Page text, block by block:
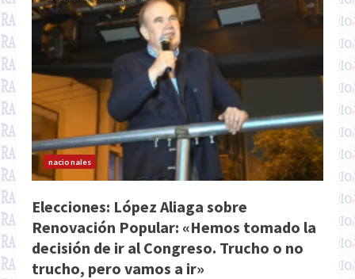
nacionales
Elecciones: López Aliaga sobre
Renovación Popular: «Hemos tomado la
decisión de ir al Congreso. Trucho o no
trucho, pero vamos a ir»